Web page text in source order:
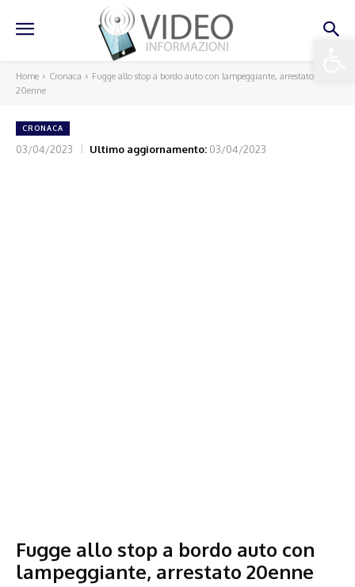
Home Cronaca
Fugge allo stop a bordo auto con lampeggiante, arrestato
20enne
CRONACA
03/04/2023 Ultimo aggiornamento: 03/04/2023
Fugge allo stop a bordo auto con
lampeggiante, arrestato 20enne